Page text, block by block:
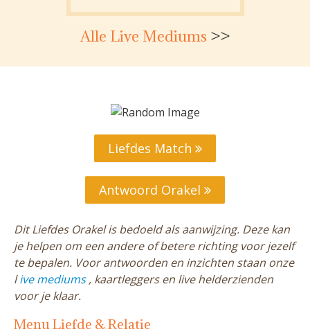
Alle Live Mediums >>
Liefdes Match
Antwoord Orakel
Dit Liefdes Orakel is bedoeld als aanwijzing. Deze kan
je helpen om een andere of betere richting voor jezelf
te bepalen. Voor antwoorden en inzichten staan onze
live mediums, kaartleggers en live helderzienden
voor je klaar.
Menu Liefde & Relatie